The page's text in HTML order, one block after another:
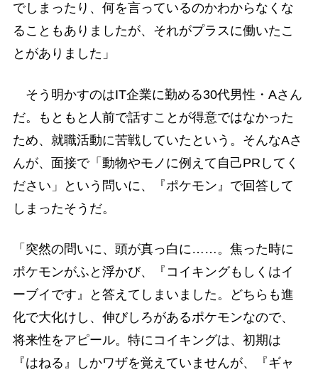
でしまったり、何を言っているのかわからなくな
ることもありましたが、それがプラスに働いたこ
とがありました」
そう明かすのはIT企業に勤める30代男性・Aさん
だ。もともと人前で話すことが得意ではなかった
ため、就職活動に苦戦していたという。そんなAさ
んが、面接で「動物やモノに例えて自己PRしてく
ださい」という問いに、『ポケモン』で回答して
しまったそうだ。
「突然の問いに、頭が真っ白に……。焦った時に
ポケモンがふと浮かび、『コイキングもしくはイ
ーブイです』と答えてしまいました。どちらも進
化で大化けし、伸びしろがあるポケモンなので、
将来性をアピール。特にコイキングは、初期は
『はねる』しかワザを覚えていませんが、『ギャ